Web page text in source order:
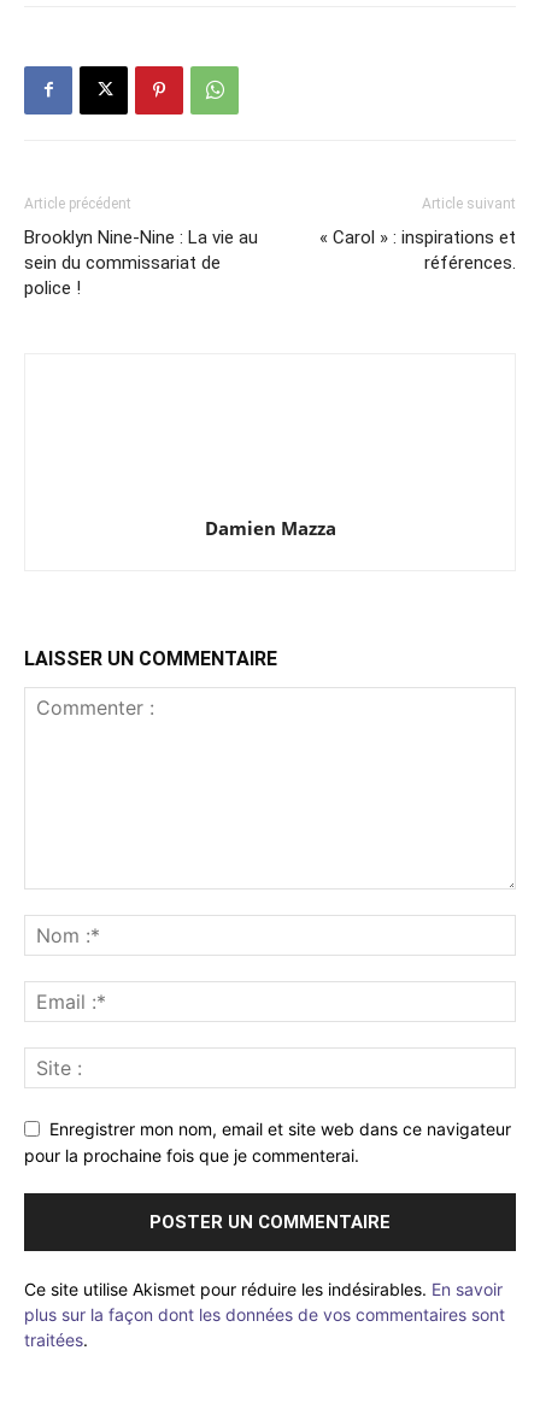
Article précédent
Brooklyn Nine-Nine : La vie au
sein du commissariat de
police !
Article suivant
« Carol » : inspirations et
références.
Damien Mazza
LAISSER UN COMMENTAIRE
Enregistrer mon nom, email et site web dans ce navigateur
pour la prochaine fois que je commenterai.
Ce site utilise Akismet pour réduire les indésirables. En savoir
plus sur la façon dont les données de vos commentaires sont
traitées.